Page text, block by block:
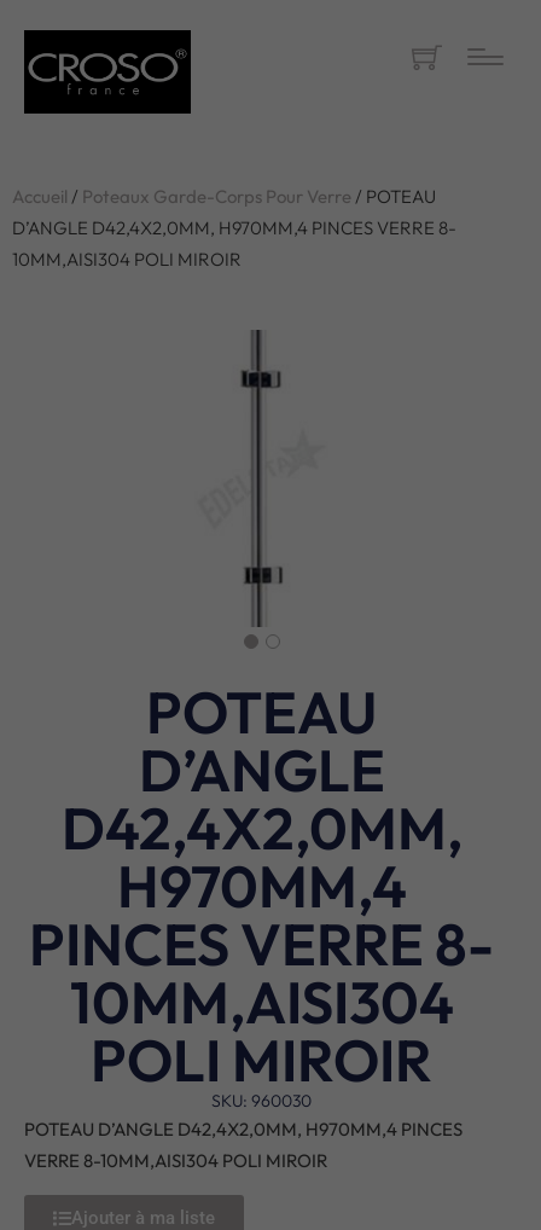
Accueil / Poteaux Garde-Corps Pour Verre / POTEAU
D’ANGLE D42,4X2,0MM, H970MM,4 PINCES VERRE 8-
10MM,AISI304 POLI MIROIR
POTEAU
D’ANGLE
D42,4X2,0MM,
H970MM,4
PINCES VERRE 8-
10MM,AISI304
POLI MIROIR
SKU: 960030
POTEAU D’ANGLE D42,4X2,0MM, H970MM,4 PINCES
VERRE 8-10MM,AISI304 POLI MIROIR
Ajouter à ma liste